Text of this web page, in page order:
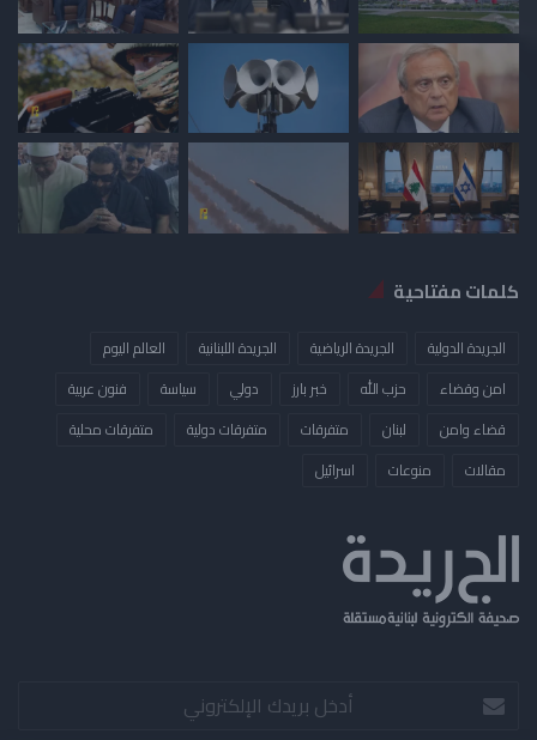
كلمات مفتاحية
الجريدة الدولية الجريدة الرياضية الجريدة اللبنانية
العالم اليوم
امن وقضاء
حزب الله خبر بارز دولي سياسة
فنون عربية
قضاء وامن
لبنان متفرقات متفرقات دولية
متفرقات محلية
مقالات
منوعات ​اسرائيل
أدخل
بريدك